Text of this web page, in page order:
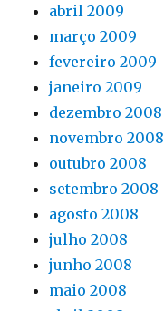
abril 2009
março 2009
fevereiro 2009
janeiro 2009
dezembro 2008
novembro 2008
outubro 2008
setembro 2008
agosto 2008
julho 2008
junho 2008
maio 2008